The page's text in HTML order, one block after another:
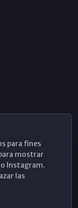
para fines
mostrar
Instagram.
las